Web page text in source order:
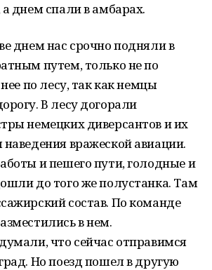
днем спали в амбарах.
днем нас срочно подняли в
путем, только не по
по лесу, так как немцы
В лесу догорали
немецких диверсантов и их
вражеской авиации.
и пешего пути, голодные и
до того же полустанка. Там
состав. По команде
в нем.
что сейчас отправимся
Но поезд пошел в другую